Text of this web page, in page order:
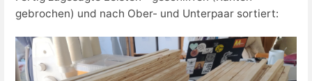
gebrochen) und nach Ober- und Unterpaar sortiert: